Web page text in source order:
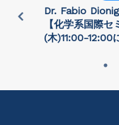
Dr. Fabio
【化学系国際
(⽊)11:00-12:00